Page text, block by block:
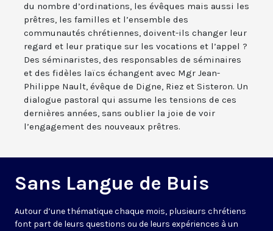
du nombre d’ordinations, les évêques mais aussi les
prêtres, les familles et l’ensemble des
communautés chrétiennes, doivent-ils changer leur
regard et leur pratique sur les vocations et l’appel ?
Des séminaristes, des responsables de séminaires
et des fidèles laïcs échangent avec Mgr Jean-
Philippe Nault, évêque de Digne, Riez et Sisteron. Un
dialogue pastoral qui assume les tensions de ces
dernières années, sans oublier la joie de voir
l’engagement des nouveaux prêtres.
Sans Langue de Buis
Autour d’une thématique chaque mois, plusieurs chrétiens
font part de leurs questions ou de leurs expériences à un